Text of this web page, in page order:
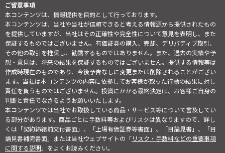
ご留意事項
本コンテンツは、情報提供を目的として行っております。
本コンテンツは、当社や当社が信頼できると考える情報源から提供されたもの
を提供していますが、当社はその正確性や完全性について意見を表明し、また
保証するものではございません。有価証券の購入、売却、デリバティブ取引、
その他の取引を推奨し、勧誘するものではありません。また、過去の実績や予
想・意見は、将来の結果を保証するものではございません。提供する情報等は
作成時現在のものであり、今後予告なしに変更または削除されることがござい
ます。当社は本コンテンツの内容に依拠してお客様が取った行動の結果に対し
責任を負うものではございません。投資にかかる最終決定は、お客様ご自身の
判断と責任でなさるようお願いいたします。
本コンテンツでは当社でお取扱している商品・サービス等について言及してい
る部分があります。商品ごとに手数料等およびリスクは異なりますので、詳し
くは「契約締結前交付書面」、「上場有価証券等書面」、「目論見書」、「目
論見書補完書面」または当社ウェブサイトの「リスク・手数料などの重要事項
に関する説明」をよくお読みください。